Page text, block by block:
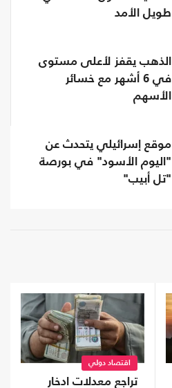
طويل الأمد
الذهب يقفز لأعلى مستوى
في 6 أشهر مع خسائر
الأسهم
موقع إسرائيلي يتحدث عن
"اليوم الأسود" في بورصة
"تل أبيب"
اقتصاد دولي
تراجع معدلات ادخار